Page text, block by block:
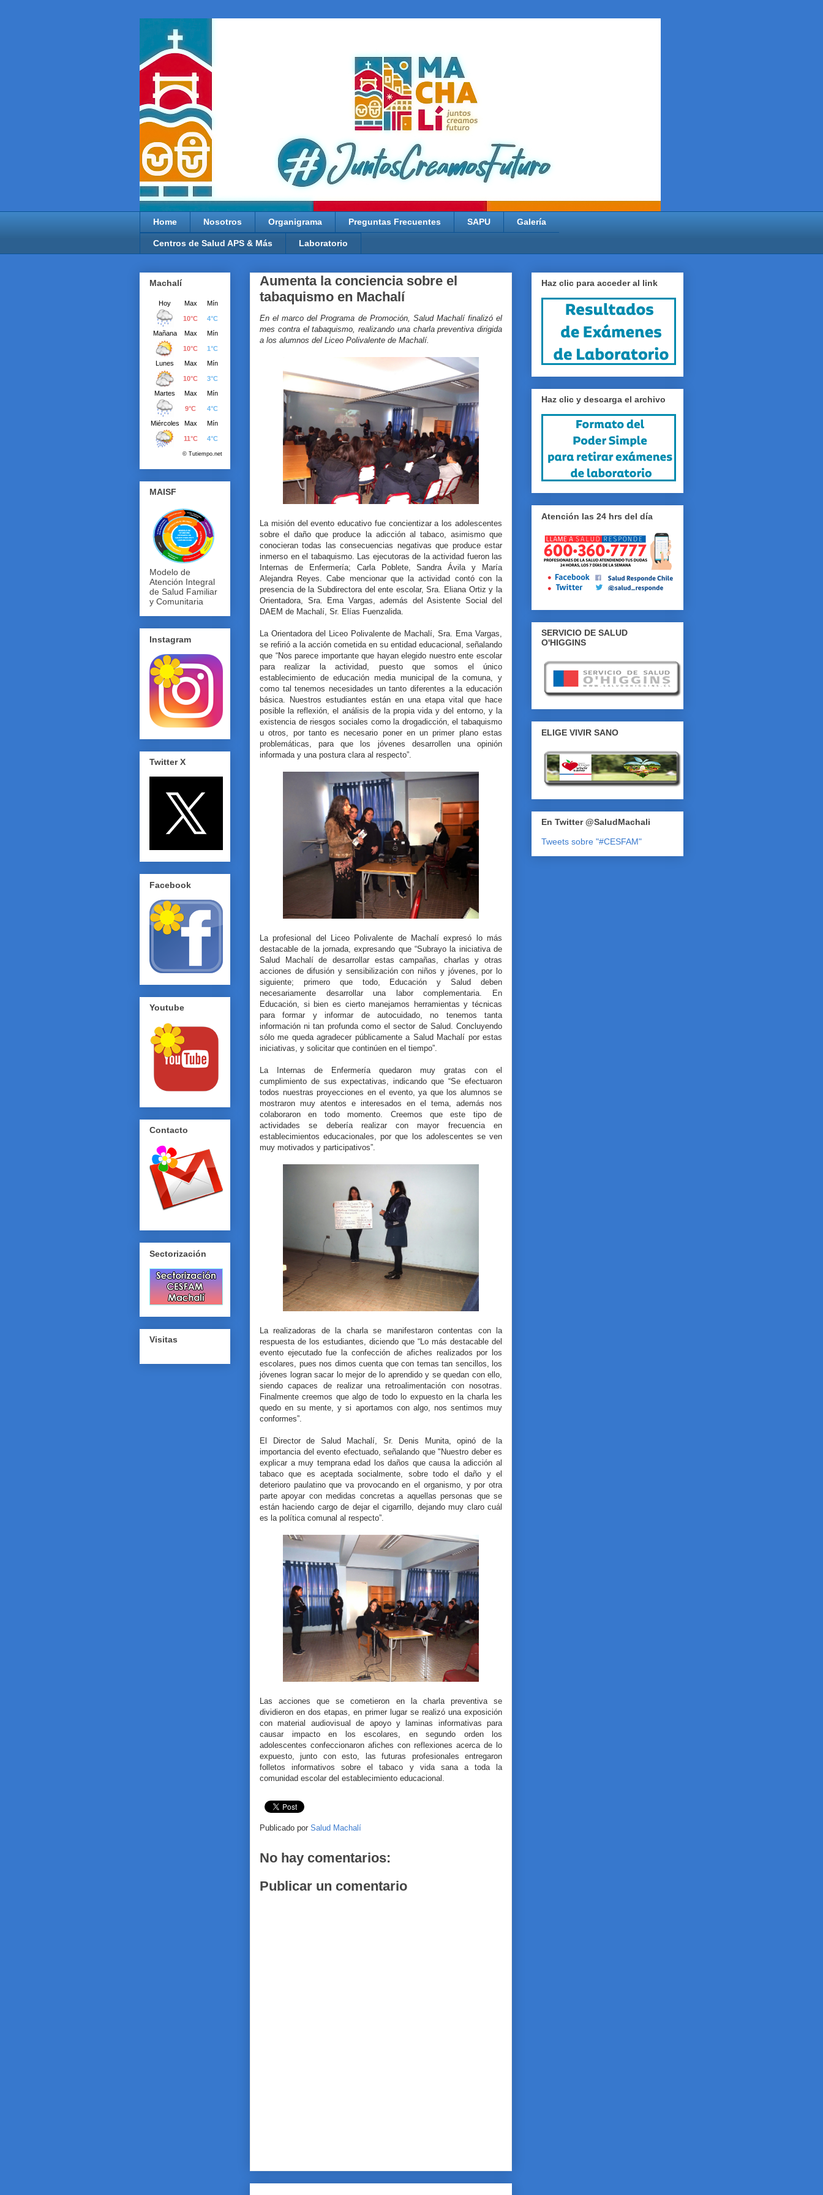
Home Nosotros Organigrama Preguntas Frecuentes SAPU Galería
Centros de Salud APS & Más Laboratorio
Aumenta la conciencia sobre el
tabaquismo en Machalí
En el marco del Programa de Promoción, Salud Machalí finalizó el
mes contra el tabaquismo, realizando una charla preventiva dirigida
a los alumnos del Liceo Polivalente de Machalí.
La misión del evento educativo fue concientizar a los adolescentes
sobre el daño que produce la adicción al tabaco, asimismo que
conocieran todas las consecuencias negativas que produce estar
inmerso en el tabaquismo. Las ejecutoras de la actividad fueron las
Internas de Enfermería; Carla Poblete, Sandra Ávila y María
Alejandra Reyes. Cabe mencionar que la actividad contó con la
presencia de la Subdirectora del ente escolar, Sra. Eliana Ortiz y la
Orientadora, Sra. Ema Vargas, además del Asistente Social del
DAEM de Machalí, Sr. Elías Fuenzalida.
La Orientadora del Liceo Polivalente de Machalí, Sra. Ema Vargas,
se refirió a la acción cometida en su entidad educacional, señalando
que “Nos parece importante que hayan elegido nuestro ente escolar
para realizar la actividad, puesto que somos el único
establecimiento de educación media municipal de la comuna, y
como tal tenemos necesidades un tanto diferentes a la educación
básica. Nuestros estudiantes están en una etapa vital que hace
posible la reflexión, el análisis de la propia vida y del entorno, y la
existencia de riesgos sociales como la drogadicción, el tabaquismo
u otros, por tanto es necesario poner en un primer plano estas
problemáticas, para que los jóvenes desarrollen una opinión
informada y una postura clara al respecto”.
La profesional del Liceo Polivalente de Machalí expresó lo más
destacable de la jornada, expresando que “Subrayo la iniciativa de
Salud Machalí de desarrollar estas campañas, charlas y otras
acciones de difusión y sensibilización con niños y jóvenes, por lo
siguiente; primero que todo, Educación y Salud deben
necesariamente desarrollar una labor complementaria. En
Educación, si bien es cierto manejamos herramientas y técnicas
para formar y informar de autocuidado, no tenemos tanta
información ni tan profunda como el sector de Salud. Concluyendo
sólo me queda agradecer públicamente a Salud Machalí por estas
iniciativas, y solicitar que continúen en el tiempo”.
La Internas de Enfermería quedaron muy gratas con el
cumplimiento de sus expectativas, indicando que “Se efectuaron
todos nuestras proyecciones en el evento, ya que los alumnos se
mostraron muy atentos e interesados en el tema, además nos
colaboraron en todo momento. Creemos que este tipo de
actividades se debería realizar con mayor frecuencia en
establecimientos educacionales, por que los adolescentes se ven
muy motivados y participativos”.
La realizadoras de la charla se manifestaron contentas con la
respuesta de los estudiantes, diciendo que “Lo más destacable del
evento ejecutado fue la confección de afiches realizados por los
escolares, pues nos dimos cuenta que con temas tan sencillos, los
jóvenes logran sacar lo mejor de lo aprendido y se quedan con ello,
siendo capaces de realizar una retroalimentación con nosotras.
Finalmente creemos que algo de todo lo expuesto en la charla les
quedo en su mente, y si aportamos con algo, nos sentimos muy
conformes”.
El Director de Salud Machalí, Sr. Denis Munita, opinó de la
importancia del evento efectuado, señalando que "Nuestro deber es
explicar a muy temprana edad los daños que causa la adicción al
tabaco que es aceptada socialmente, sobre todo el daño y el
deterioro paulatino que va provocando en el organismo, y por otra
parte apoyar con medidas concretas a aquellas personas que se
están haciendo cargo de dejar el cigarrillo, dejando muy claro cuál
es la política comunal al respecto”.
Las acciones que se cometieron en la charla preventiva se
dividieron en dos etapas, en primer lugar se realizó una exposición
con material audiovisual de apoyo y laminas informativas para
causar impacto en los escolares, en segundo orden los
adolescentes confeccionaron afiches con reflexiones acerca de lo
expuesto, junto con esto, las futuras profesionales entregaron
folletos informativos sobre el tabaco y vida sana a toda la
comunidad escolar del establecimiento educacional.
Publicado por Salud Machalí
No hay comentarios:
Publicar un comentario
Machalí
MAISF
Modelo de
Atención Integral
de Salud Familiar
y Comunitaria
Instagram
Twitter X
Facebook
Youtube
Contacto
Sectorización
Visitas
Haz clic para acceder al link
Haz clic y descarga el archivo
Atención las 24 hrs del día
SERVICIO DE SALUD
O'HIGGINS
ELIGE VIVIR SANO
En Twitter @SaludMachali
Tweets sobre "#CESFAM"